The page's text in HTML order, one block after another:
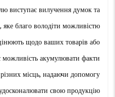
виступає вилучення думок та
яке благо володіти можливістю
щодо ваших товарів або
можливість акумулювати факти
місць, надаючи допомогу
свою продукцію